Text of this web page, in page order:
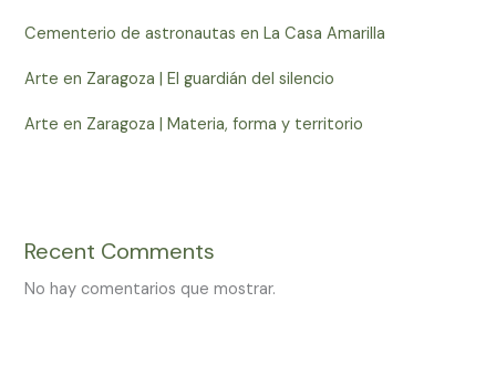
Cementerio de astronautas en La Casa Amarilla
Arte en Zaragoza | El guardián del silencio
Arte en Zaragoza | Materia, forma y territorio
Recent Comments
No hay comentarios que mostrar.